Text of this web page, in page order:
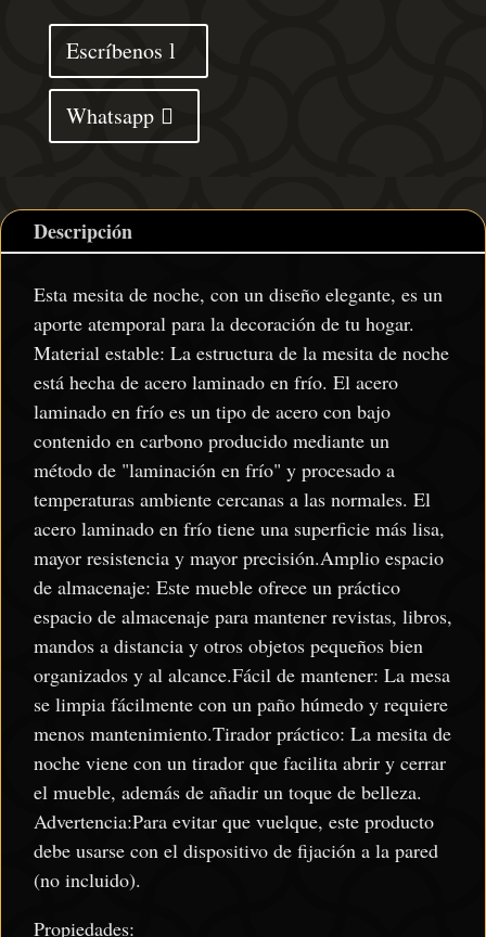
34,5x39x62
cm
cantidad
Escríbenos
Whatsapp
Descripción
Esta mesita de noche, con un diseño elegante, es un
aporte atemporal para la decoración de tu hogar.
Material estable: La estructura de la mesita de noche
está hecha de acero laminado en frío. El acero
laminado en frío es un tipo de acero con bajo
contenido en carbono producido mediante un
método de "laminación en frío" y procesado a
temperaturas ambiente cercanas a las normales. El
acero laminado en frío tiene una superficie más lisa,
mayor resistencia y mayor precisión.Amplio espacio
de almacenaje: Este mueble ofrece un práctico
espacio de almacenaje para mantener revistas, libros,
mandos a distancia y otros objetos pequeños bien
organizados y al alcance.Fácil de mantener: La mesa
se limpia fácilmente con un paño húmedo y requiere
menos mantenimiento.Tirador práctico: La mesita de
noche viene con un tirador que facilita abrir y cerrar
el mueble, además de añadir un toque de belleza.
Advertencia:Para evitar que vuelque, este producto
debe usarse con el dispositivo de fijación a la pared
(no incluido).
Propiedades: